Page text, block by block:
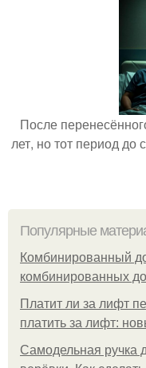
После
лет, но тот период до
Популярные
Комбинированный
комбинированных
Платит ли за лифт
платить за лифт:
Самодельная ручка